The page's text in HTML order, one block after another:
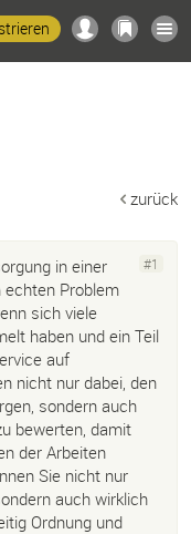
zurück
#1
in einer
echten Problem
sich viele
haben und ein Teil
auf
nicht nur dabei, den
sondern auch
bewerten, damit
der Arbeiten
Sie nicht nur
auch wirklich
Ordnung und